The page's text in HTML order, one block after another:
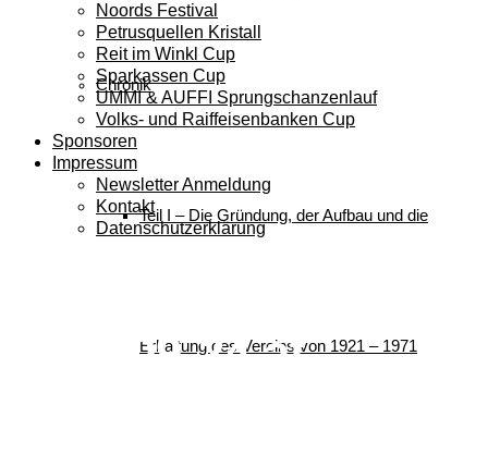
Chronik
Teil I – Die Gründung, der Aufbau und die
Erhaltung des Vereins von 1921 – 1971
Noords Festival
Petrusquellen Kristall
Reit im Winkl Cup
Sparkassen Cup
UMMI & AUFFI Sprungschanzenlauf
Volks- und Raiffeisenbanken Cup
Sponsoren
Impressum
Newsletter Anmeldung
Kontakt
Datenschutzerklärung
2017-09-24 at